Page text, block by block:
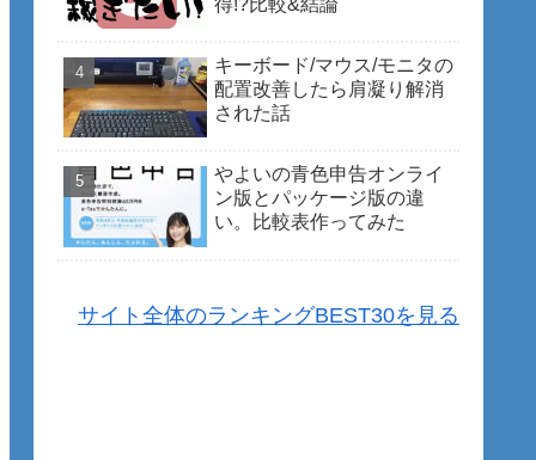
キーボード/マウス/モニタの
配置改善したら肩凝り解消
された話
やよいの青色申告オンライ
ン版とパッケージ版の違
い。比較表作ってみた
サイト全体のランキングBEST30を見る